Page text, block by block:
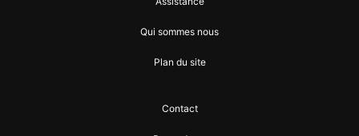
Qui sommes nous
Plan du site
Contact